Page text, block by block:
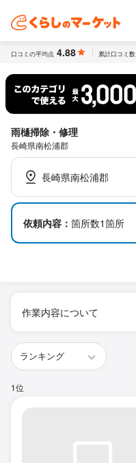
口コミの平均点 4.88 累計口コミ数
雨樋掃除・修理
長崎県南松浦郡
長崎県南松浦郡
依頼内容： 箇所数1箇所
作業内容について
1位